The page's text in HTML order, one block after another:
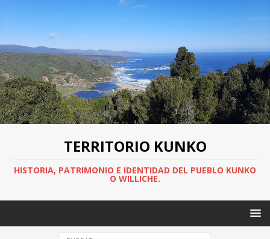
TERRITORIO KUNKO
HISTORIA, PATRIMONIO E IDENTIDAD DEL PUEBLO KUNKO
O WILLICHE.